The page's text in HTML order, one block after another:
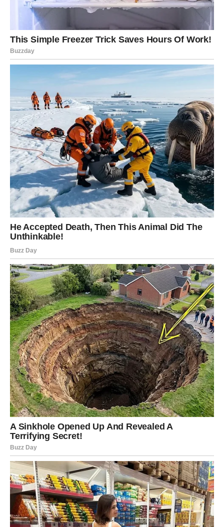
Nastavite graditi ono što ste započeli.
VODOLIJA
Finansijska prognoza
Jedna ideja krije mnogo veći potencijal nego što trenutno
mislite.
Poruka zvijezda
Vjerujte svojoj kreativnosti.
RIBE
NOVAC KOJI RJEŠAVA MNOGO TOGA
STIŽE UPRAVO VAMA
Ribe su apsolutni favoriti ovog horoskopa. Zvijezde
pokazuju da vam dolazi finansijska vijest koja može
značajno promijeniti raspoloženje i planove za naredni
period.
Može se raditi o novoj poslovnoj prilici, dodatnoj zaradi,
isplati koju dugo čekate ili neočekivanom izvoru prihoda.
Ono što vas posebno raduje jeste osjećaj da konačno
možete odahnuti i riješiti stvari koje su vas opterećivale.
Mnoge Ribe će imati utisak da im se otvara novo poglavlje
finansijske sigurnosti.
Poruka zvijezda
Prihvatite promjene koje donose prosperitet.
Pred određenim znakovima nalazi se period tokom kojeg
finansijska situacija postaje mnogo bolja nego ranije. Ono
što dolazi vraća optimizam i pokazuje da nijedan trud nije
bio uzaludan.